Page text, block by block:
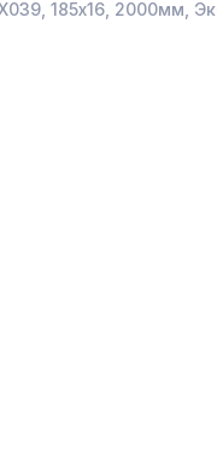
балки и
185х16, 2000мм,